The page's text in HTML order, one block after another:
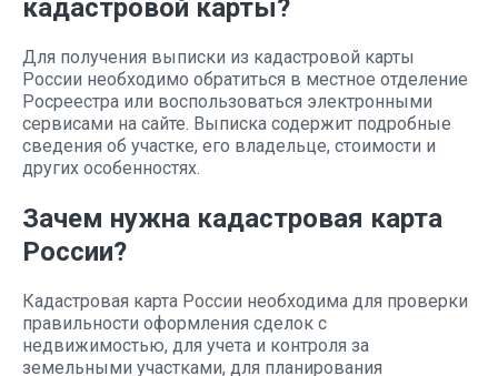
кадастровой карты?
Для получения выписки из кадастровой карты
России необходимо обратиться в местное отделение
Росреестра или воспользоваться электронными
сервисами на сайте. Выписка содержит подробные
сведения об участке, его владельце, стоимости и
других особенностях.
Зачем нужна кадастровая карта
России?
Кадастровая карта России необходима для проверки
правильности оформления сделок с
недвижимостью, для учета и контроля за
земельными участками, для планирования